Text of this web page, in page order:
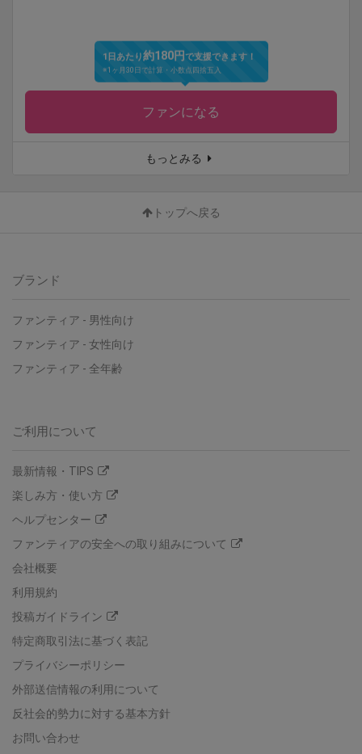
1日あたり約180円で支援できます！
※1ヶ月30日で計算・小数点四捨五入
ファンになる
もっとみる
トップへ戻る
ブランド
ファンティア - 男性向け
ファンティア - 女性向け
ファンティア - 全年齢
ご利用について
最新情報・TIPS
楽しみ方・使い方
ヘルプセンター
ファンティアの安全への取り組みについて
会社概要
利用規約
投稿ガイドライン
特定商取引法に基づく表記
プライバシーポリシー
外部送信情報の利用について
反社会的勢力に対する基本方針
お問い合わせ